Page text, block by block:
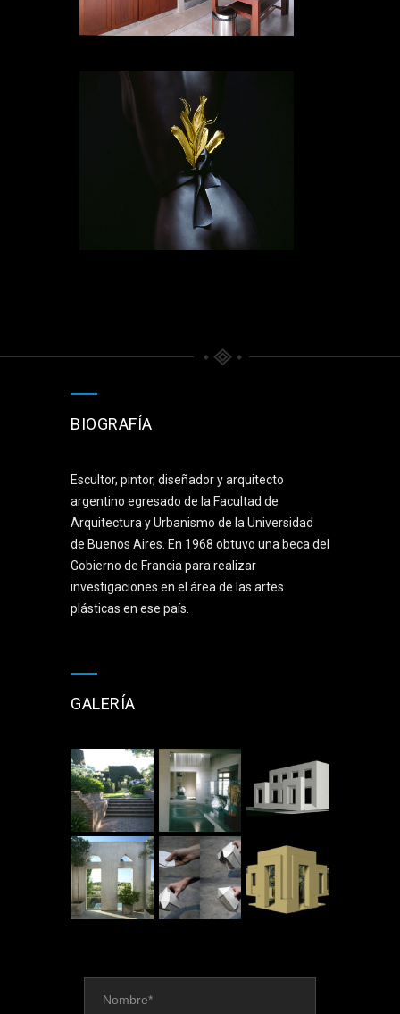
BIOGRAFÍA
Escultor, pintor, diseñador y arquitecto
argentino egresado de la Facultad de
Arquitectura y Urbanismo de la Universidad
de Buenos Aires. En 1968 obtuvo una beca del
Gobierno de Francia para realizar
investigaciones en el área de las artes
plásticas en ese país.
GALERÍA